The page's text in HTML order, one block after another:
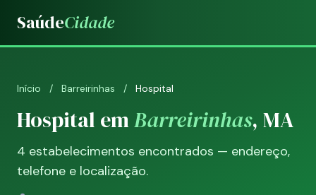
SaúdeCidade
Início / Barreirinhas / Hospital
Hospital emBarreirinhas, MA
4 estabelecimentos encontrados — endereço,
telefone e localização.